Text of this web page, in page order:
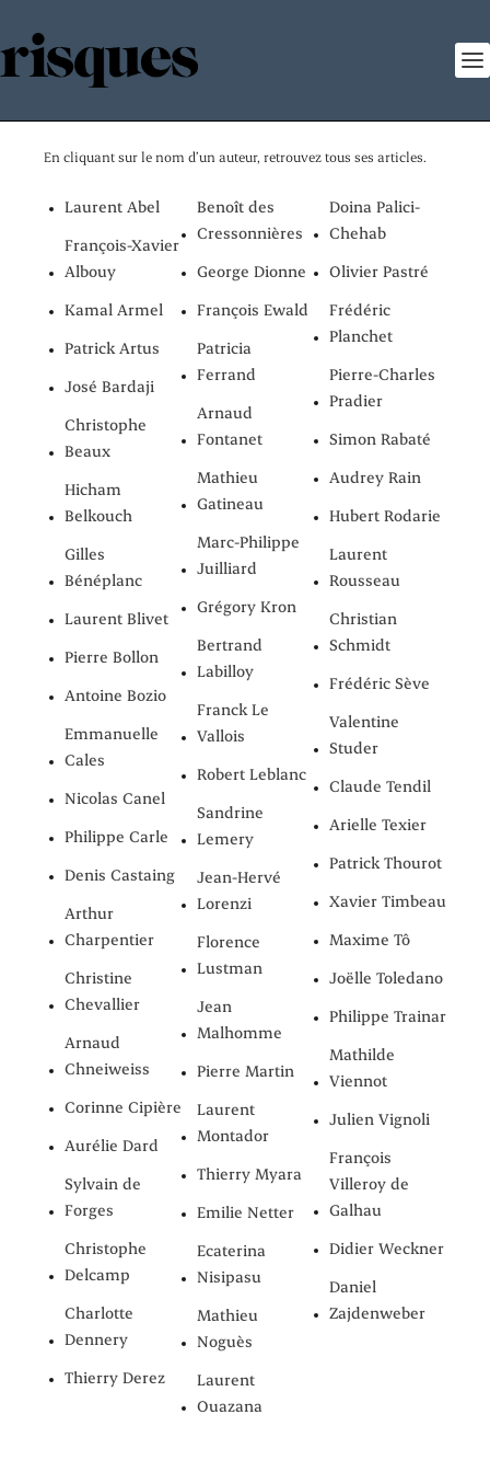
En cliquant sur le nom d’un auteur, retrouvez tous ses articles.
Laurent Abel
François-Xavier
Albouy
Kamal Armel
Patrick Artus
José Bardaji
Christophe
Beaux
Hicham
Belkouch
Gilles
Bénéplanc
Laurent Blivet
Pierre Bollon
Antoine Bozio
Emmanuelle
Cales
Nicolas Canel
Philippe Carle
Denis Castaing
Arthur
Charpentier
Christine
Chevallier
Arnaud
Chneiweiss
Corinne Cipière
Aurélie Dard
Sylvain de
Forges
Christophe
Delcamp
Charlotte
Dennery
Thierry Derez
Benoît des
Cressonnières
George Dionne
François Ewald
Patricia
Ferrand
Arnaud
Fontanet
Mathieu
Gatineau
Marc-Philippe
Juilliard
Grégory Kron
Bertrand
Labilloy
Franck Le
Vallois
Robert Leblanc
Sandrine
Lemery
Jean-Hervé
Lorenzi
Florence
Lustman
Jean
Malhomme
Pierre Martin
Laurent
Montador
Thierry Myara
Emilie Netter
Ecaterina
Nisipasu
Mathieu
Noguès
Laurent
Ouazana
Doina Palici-
Chehab
Olivier Pastré
Frédéric
Planchet
Pierre-Charles
Pradier
Simon Rabaté
Audrey Rain
Hubert Rodarie
Laurent
Rousseau
Christian
Schmidt
Frédéric Sève
Valentine
Studer
Claude Tendil
Arielle Texier
Patrick Thourot
Xavier Timbeau
Maxime Tô
Joëlle Toledano
Philippe Trainar
Mathilde
Viennot
Julien Vignoli
François
Villeroy de
Galhau
Didier Weckner
Daniel
Zajdenweber